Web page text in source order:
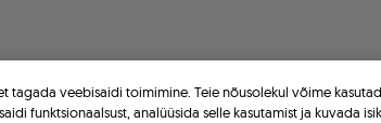
tagada veebisaidi toimimine. Teie nõusolekul võime
funktsionaalsust, analüüsida selle kasutamist ja kuvada